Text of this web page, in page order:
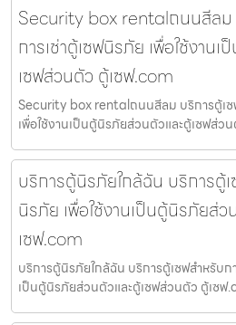
Security box rentalถนนสีลม
การเช่าตู้เซฟนิรภัย เพื่อใช้งาน
เซฟส่วนตัว ตู้เซฟ.com
Security box rentalถนนสีลม บริการตู้เซ
เพื่อใช้งานเป็นตู้นิรภัยส่วนตัวและตู้เซฟส่ว
บริการตู้นิรภัยใกล้ฉัน บริการตู้เ
นิรภัย เพื่อใช้งานเป็นตู้นิรภัยส่
เซฟ.com
บริการตู้นิรภัยใกล้ฉัน บริการตู้เซฟสำหรับก
เป็นตู้นิรภัยส่วนตัวและตู้เซฟส่วนตัว ตู้เซฟ